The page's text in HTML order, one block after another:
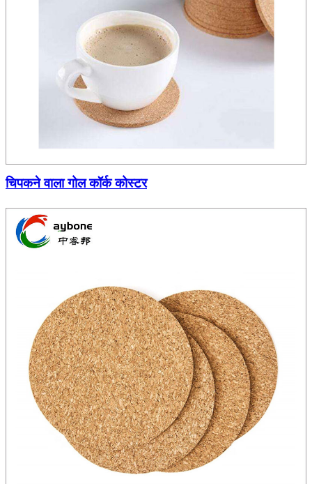
चिपकने वाला गोल कॉर्क कोस्टर